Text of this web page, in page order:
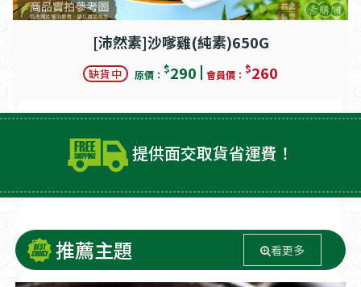
[沛然素]沙嗲雞(純素)650G
缺貨中 原價： $290 會員價： $260
提供面交取貨省運費！
推薦主題 看更多